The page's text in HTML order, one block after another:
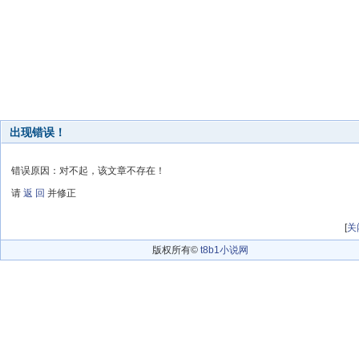
出现错误！
错误原因：对不起，该文章不存在！
请 返 回 并修正
[关
版权所有© t8b1小说网